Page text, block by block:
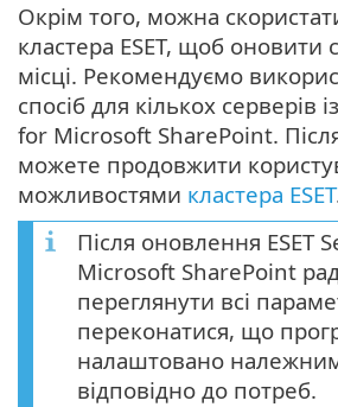
Окрім того, можна
кластера ESET, щоб оновити
місці. Рекомендуємо
спосіб для кількох серверів
for Microsoft SharePoint.
можете продовжити
можливостями кластера ESET
Після оновлення ESET
Microsoft SharePoint
переглянути всі
переконатися, що
налаштовано
відповідно до потреб.